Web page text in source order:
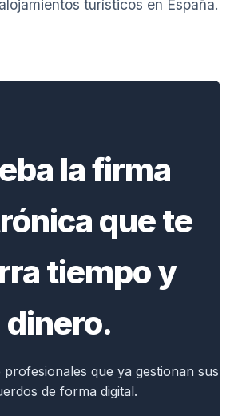
turísticos en España.
la firma
que te
tiempo y
dinero.
profesionales que ya gestionan sus
de forma digital.